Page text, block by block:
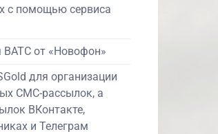
с помощью сервиса
ВАТС от «Новофон»
для организации
СМС-рассылок, а
ВКонтакте,
и Телеграм